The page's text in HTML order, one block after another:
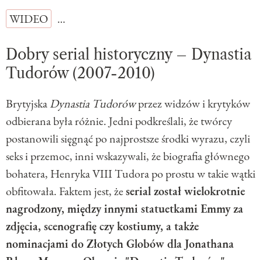
WIDEO
…
Dobry serial historyczny – Dynastia
Tudorów (2007-2010)
BrytyjskaDynastia Tudorówprzez widzów i krytyków
odbierana była różnie. Jedni podkreślali, że twórcy
postanowili sięgnąć po najprostsze środki wyrazu, czyli
seks i przemoc, inni wskazywali, że biografia głównego
bohatera, Henryka VIII Tudora po prostu w takie wątki
obfitowała. Faktem jest, żeserial został wielokrotnie
nagrodzony, między innymi statuetkami Emmy za
zdjęcia, scenografię czy kostiumy, a także
nominacjami do Złotych Globów dla Jonathana